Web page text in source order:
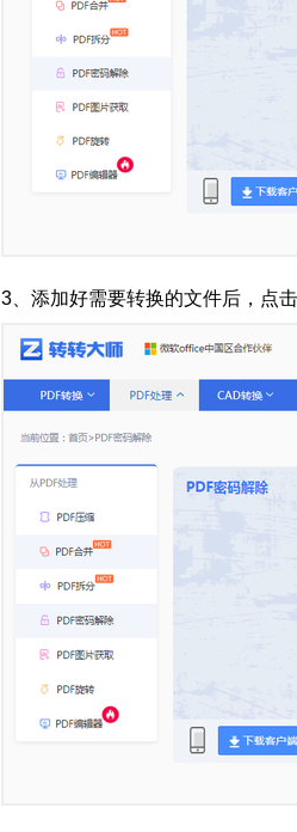
3、添加好需要转换的文件后，点